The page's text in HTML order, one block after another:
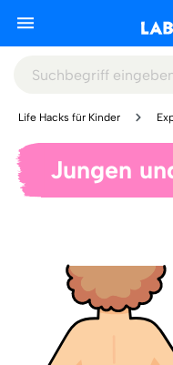
Life Hacks für Kinder
Jungen